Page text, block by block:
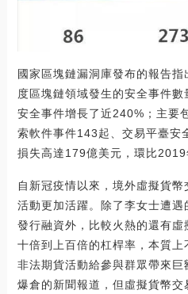
國家區塊鏈漏洞庫發布的報告
度區塊鏈領域發生的安全事件
安全事件增長了近240%；主要
索軟件事件143起、交易平臺安
損失高達179億美元，環比2019
自新冠疫情以來，境外虛擬貨
活動更加活躍。除了李女士遭
發行融資外，比較火熱的還有
十倍到上百倍的杠桿率，本質上
非法期貨活動給參與群眾帶來
爆倉的新聞報道，但虛擬貨幣